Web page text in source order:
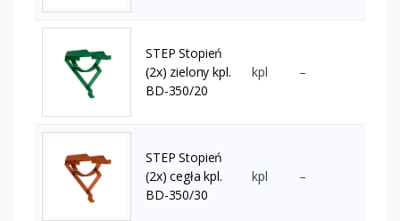
STEP Stopień
(2x) zielony kpl.
BD-350/20
kpl –
STEP Stopień
(2x) cegła kpl.
BD-350/30
kpl –